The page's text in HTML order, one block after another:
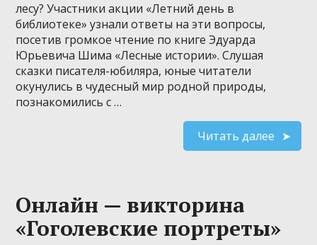
лесу? Участники акции «Летний день в
библиотеке» узнали ответы на эти вопросы,
посетив громкое чтение по книге Эдуарда
Юрьевича Шима «Лесные истории». Слушая
сказки писателя-юбиляра, юные читатели
окунулись в чудесный мир родной природы,
познакомились с …
Читать далее
Онлайн — викторина
«Гоголевские портреты»